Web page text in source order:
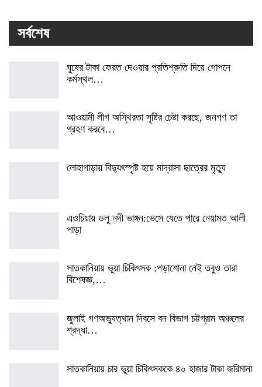
সর্বশেষ
ঘুষের টাকা ফেরত দেওয়ার প্রতিশ্রুতি দিয়ে গোপনে
কর্মস্থল…
আওয়ামী লীগ অস্থিরতা সৃষ্টির চেষ্টা করছে, জনগণ তা
গ্রহণ করবে…
লোহাগাড়ায় বিদ্যুৎস্পৃষ্ট হয়ে মাদ্রাসা ছাত্রের মৃত্যু
এওচিয়ায় ডলু নদী ভাঙ্গন:ভেসে যেতে পারে নেয়ামত আলী
পাড়া
সাতকানিয়ায় ভূয়া চিকিৎসক :পড়াশোনা নেই তবুও তারা
বিশেষজ্ঞ,…
জুলাই গণঅভ্যুত্থান দিবসে বন বিভাগ চট্টগ্রাম অঞ্চলের
শ্রদ্ধা…
সাতকানিয়ায় চার ভুয়া চিকিৎসককে ৪০ হাজার টাকা জরিমানা